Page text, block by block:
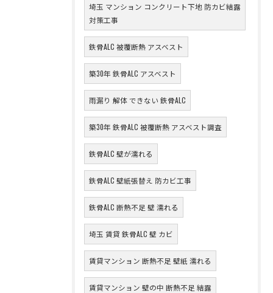
埼玉 マンション コンクリート下地 防カビ結露
対策工事
鉄骨ALC 被覆断熱 アスベスト
築30年 鉄骨ALC アスベスト
雨漏り 解体 できない 鉄骨ALC
築30年 鉄骨ALC 被覆断熱 アスベスト調査
鉄骨ALC 壁が濡れる
鉄骨ALC 壁紙張替え 防カビ工事
鉄骨ALC 断熱不足 壁 濡れる
埼玉 賃貸 鉄骨ALC 壁 カビ
賃貸マンション 断熱不足 壁紙 濡れる
賃貸マンション 壁の中 断熱不足 結露